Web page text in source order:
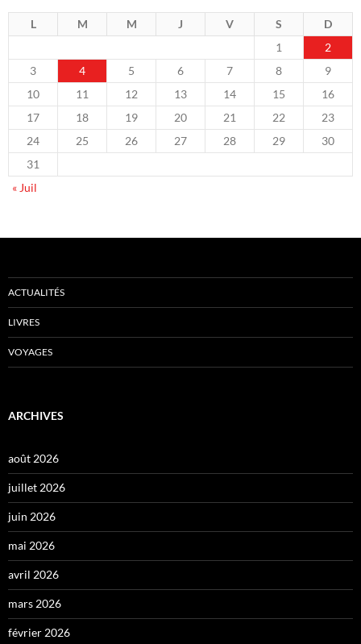
L M M J V S
D
1
2
3
4 5 6 7 8
9
10
11 12 13 14 15
16
17
18 19 20 21 22
23
24
25 26 27 28 29
30
31
« Juil
ACTUALITÉS
LIVRES
VOYAGES
ARCHIVES
août 2026
juillet 2026
juin 2026
mai 2026
avril 2026
mars 2026
février 2026